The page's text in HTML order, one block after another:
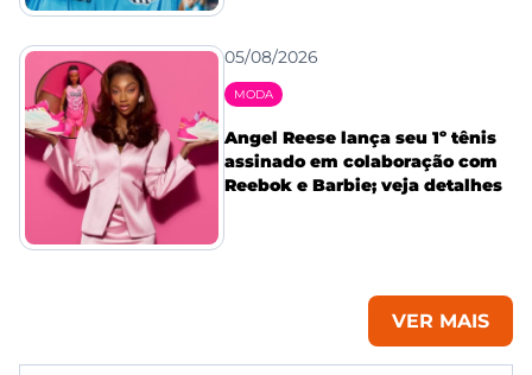
05/08/2026
MODA
Angel Reese lança seu 1º tênis
assinado em colaboração com
Reebok e Barbie; veja detalhes
VER MAIS